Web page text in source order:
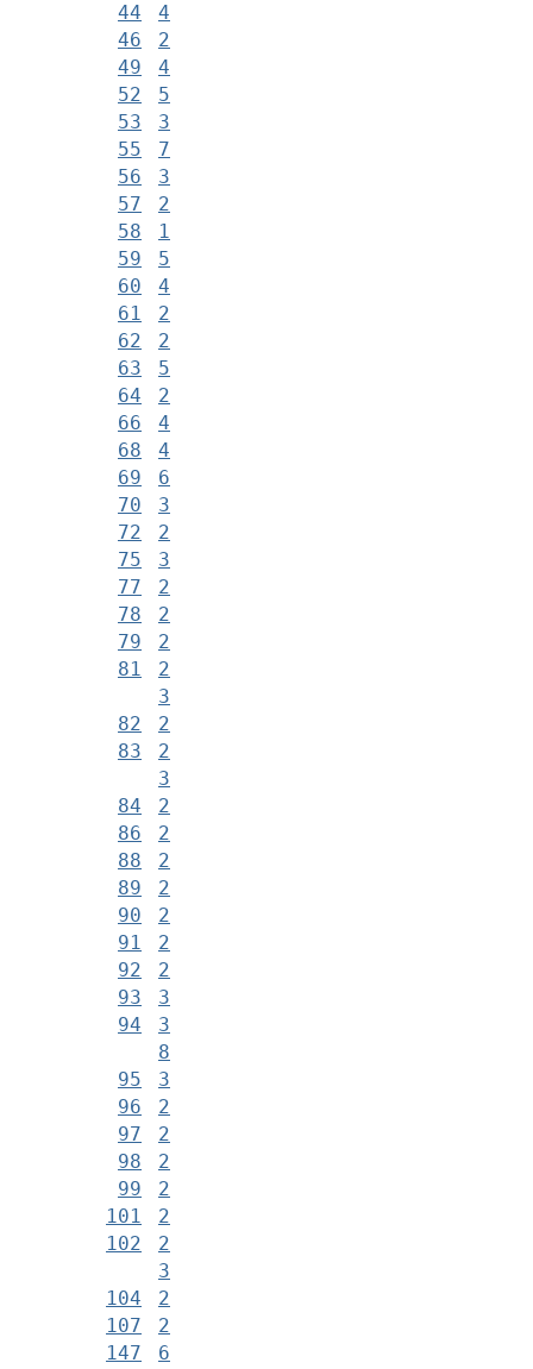
44
4
46
2
49
4
52
5
53
3
55
7
56
3
57
2
58
1
59
5
60
4
61
2
62
2
63
5
64
2
66
4
68
4
69
6
70
3
72
2
75
3
77
2
78
2
79
2
81
2
3
82
2
83
2
3
84
2
86
2
88
2
89
2
90
2
91
2
92
2
93
3
94
3
8
95
3
96
2
97
2
98
2
99
2
101
2
102
2
3
104
2
107
2
147
6